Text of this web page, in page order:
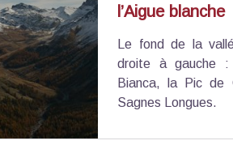
Voir l'image en plein écran
l’Aigue blanche
Le fond de la
droite à gauche :
Bianca, la Pic de
Sagnes Longues.